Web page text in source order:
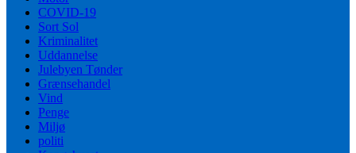
COVID-19
Sort Sol
Kriminalitet
Uddannelse
Julebyen Tønder
Grænsehandel
Vind
Penge
Miljø
politi